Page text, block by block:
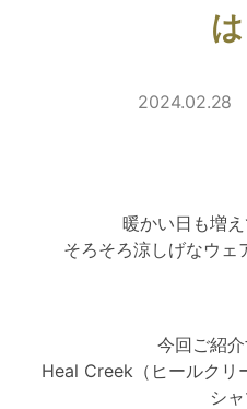
2024.02.28
暖かい日も増え
そろそろ涼しげなウェ
今回ご紹介
Heal Creek（ヒールクリ
シャ